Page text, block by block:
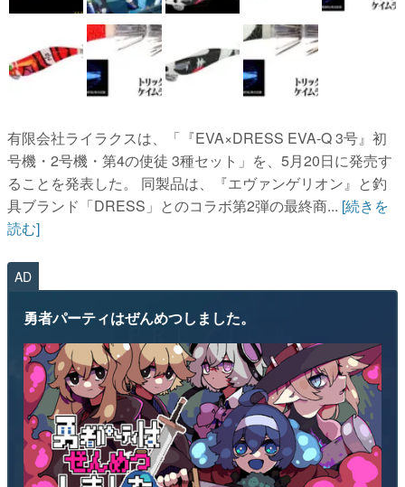
有限会社ライラクスは、「『EVA×DRESS EVA-Q 3号』初
号機・2号機・第4の使徒 3種セット」を、5月20日に発売す
ることを発表した。 同製品は、『エヴァンゲリオン』と釣
具ブランド「DRESS」とのコラボ第2弾の最終商... [続きを
読む]
AD
勇者パーティはぜんめつしました。